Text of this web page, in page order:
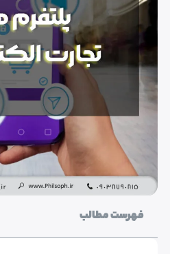
فهرست مطالب